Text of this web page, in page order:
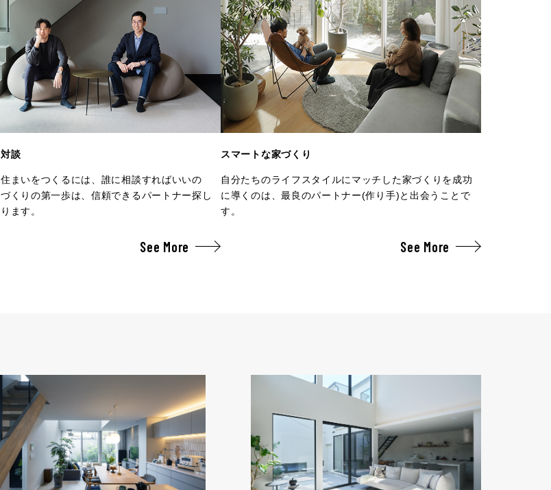
談
住まいをつくるには、誰に相談すればいいの
くりの第一歩は、信頼できるパートナー探し
ます。
See More
スマートな家づくり
自分たちのライフスタイルにマッチした家づくりを成功
に導くのは、最良のパートナー(作り手)と出会うことで
す。
See More